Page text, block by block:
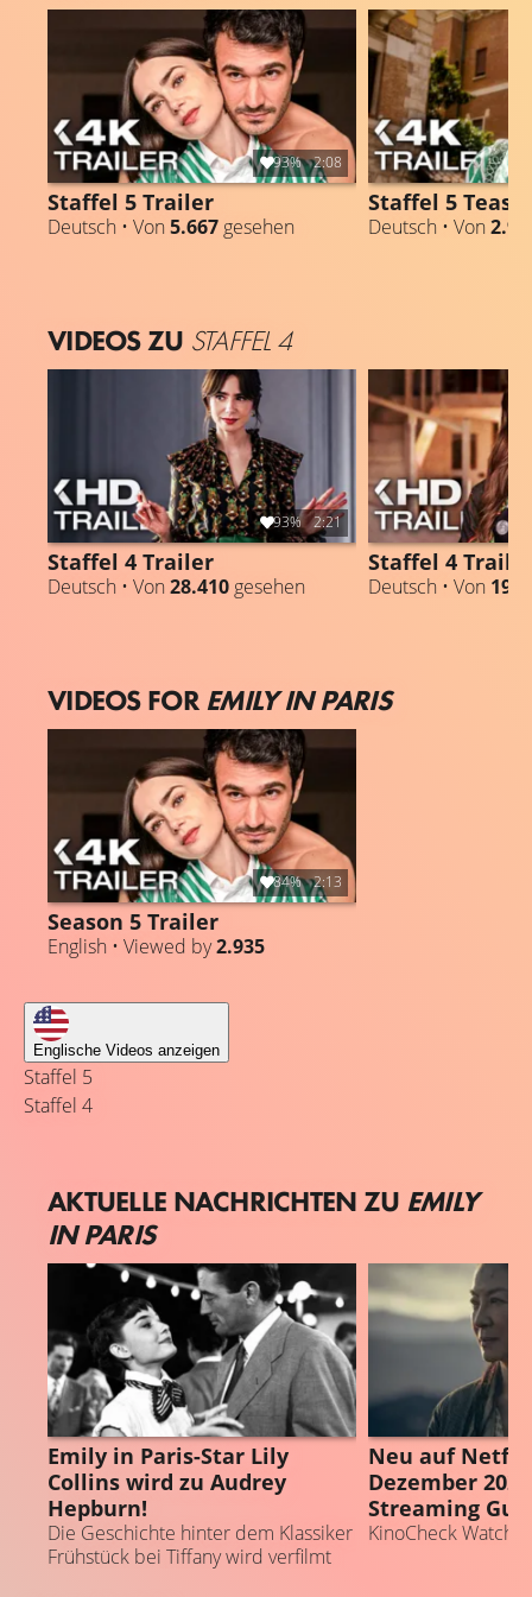
93% 2:08
Staffel 5 Trailer
Deutsch • Von5.667 gesehen
Staffel 5
Deutsch • Von
VIDEOS ZU STAFFEL 4
93% 2:21
Staffel 4 Trailer
Deutsch • Von28.410 gesehen
Staffel 4
Deutsch • Von
VIDEOS FOREMILY IN PARIS
84% 2:13
Season 5 Trailer
English • Viewed by2.935
Englische Videos anzeigen
Staffel 5
Staffel 4
AKTUELLE NACHRICHTEN ZU EMILY
IN PARIS
FRÜHSTÜCK BEI TIFFANY
Emily in Paris-Star Lily
Collins wird zu Audrey
Hepburn!
Die Geschichte hinter dem Klassiker
Frühstück bei Tiffany wird verfilmt
STREAMING
Neu auf
Dezember
Streaming
KinoCheck